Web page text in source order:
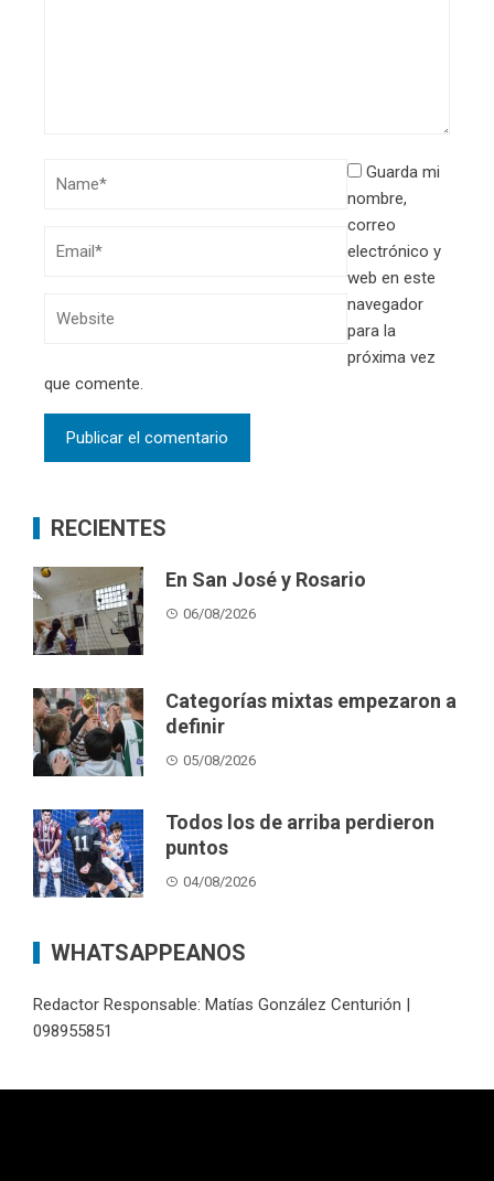
Guarda mi
nombre,
correo
electrónico y
web en este
navegador
para la
próxima vez
que comente.
RECIENTES
En San José y Rosario
06/08/2026
Categorías mixtas empezaron a
definir
05/08/2026
Todos los de arriba perdieron
puntos
04/08/2026
WHATSAPPEANOS
Redactor Responsable: Matías González Centurión |
098955851